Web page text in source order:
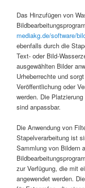
Das Hinzufügen von
mediakg.de/software/
ebenfalls durch die
Text- oder Bild-
ausgewählten Bilder
Urheberrechte und
Veröffentlichung oder
werden. Die
sind anpassbar.
Die Anwendung von
Stapelverarbeitung ist
Sammlung von Bildern
zur Verfügung, die mit
angewendet werden.